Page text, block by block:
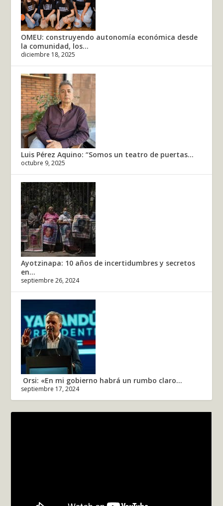
OMEU: construyendo autonomía económica desde
la comunidad, los...
diciembre 18, 2025
Luis Pérez Aquino: “Somos un teatro de puertas...
octubre 9, 2025
Ayotzinapa: 10 años de incertidumbres y secretos
en...
septiembre 26, 2024
Orsi: «En mi gobierno habrá un rumbo claro...
septiembre 17, 2024